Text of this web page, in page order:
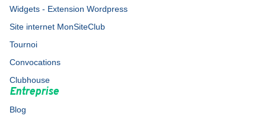
Widgets - Extension Wordpress
Site internet MonSiteClub
Tournoi
Convocations
Clubhouse
Entreprise
Blog